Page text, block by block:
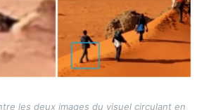
les deux images du visuel circulant en